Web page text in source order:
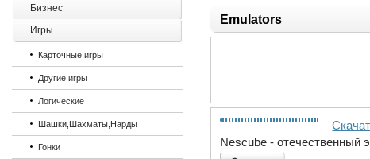
Бизнес
Игры
Карточные игры
Другие игры
Логические
Шашки,Шахматы,Нарды
Гонки
Emulators
Nescube - отечественный